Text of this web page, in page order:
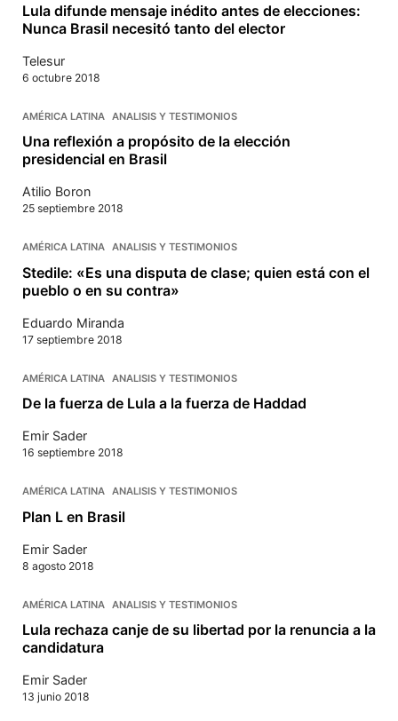
Lula difunde mensaje inédito antes de elecciones:
Nunca Brasil necesitó tanto del elector
Telesur
6 octubre 2018
AMÉRICA LATINA ANALISIS Y TESTIMONIOS
Una reflexión a propósito de la elección
presidencial en Brasil
Atilio Boron
25 septiembre 2018
AMÉRICA LATINA ANALISIS Y TESTIMONIOS
Stedile: «Es una disputa de clase; quien está con el
pueblo o en su contra»
Eduardo Miranda
17 septiembre 2018
AMÉRICA LATINA ANALISIS Y TESTIMONIOS
De la fuerza de Lula a la fuerza de Haddad
Emir Sader
16 septiembre 2018
AMÉRICA LATINA ANALISIS Y TESTIMONIOS
Plan L en Brasil
Emir Sader
8 agosto 2018
AMÉRICA LATINA ANALISIS Y TESTIMONIOS
Lula rechaza canje de su libertad por la renuncia a la
candidatura
Emir Sader
13 junio 2018